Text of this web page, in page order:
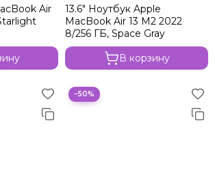
Air
13.6" Ноутбук Apple
MacBook Air 13 M2 2022
8/256 ГБ, Space Gray
В корзину
−50%